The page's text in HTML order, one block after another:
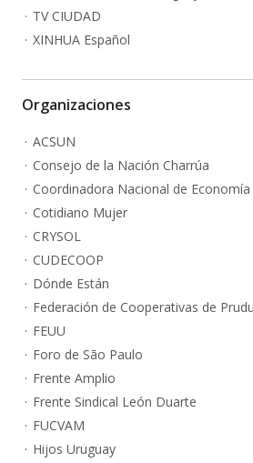
TV CIUDAD
XINHUA Español
Organizaciones
ACSUN
Consejo de la Nación Charrúa
Coordinadora Nacional de Economía
Cotidiano Mujer
CRYSOL
CUDECOOP
Dónde Están
Federación de Cooperativas de
FEUU
Foro de São Paulo
Frente Amplio
Frente Sindical León Duarte
FUCVAM
Hijos Uruguay